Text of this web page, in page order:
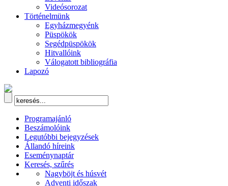
Videósorozat
Történelmünk
Egyházmegyénk
Püspökök
Segédpüspökök
Hitvallóink
Válogatott bibliográfia
Lapozó
Programajánló
Beszámolóink
Legutóbbi bejegyzések
Állandó híreink
Eseménynaptár
Keresés, szűrés
Nagyböjt és húsvét
Adventi időszak